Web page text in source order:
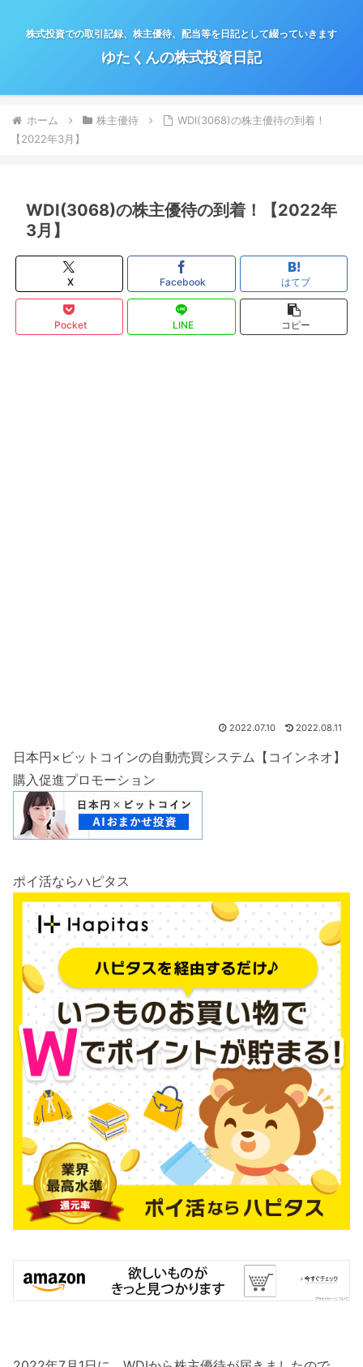
株式投資での取引記録、株主優待、配当等を日記として綴っていきます
ゆたくんの株式投資日記
ホーム 株主優待
WDI(3068)の株主優待の到着！
【2022年3月】
WDI(3068)の株主優待の到着！【2022年
3月】
X Facebook はてブ
Pocket LINE コピー
2022.07.10 2022.08.11
日本円×ビットコインの自動売買システム【コインネオ】
購入促進プロモーション
ポイ活ならハピタス